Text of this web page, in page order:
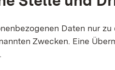
Daten nur zu
Zwecken. Eine